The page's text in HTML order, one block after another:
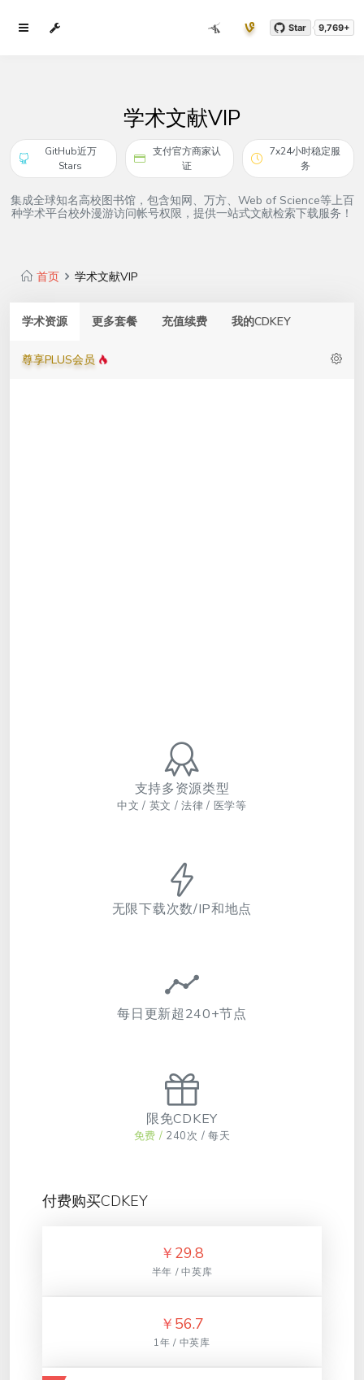
Star 9,769+
学术文献VIP
GitHub近万
Stars
支付官方商家认
证
7x24小时稳定服
务
集成全球知名高校图书馆，包含知网、万方、Web of Science等上百
种学术平台校外漫游访问帐号权限，提供一站式文献检索下载服务！
首页 学术文献VIP
学术资源 更多套餐 充值续费 我的CDKEY
尊享PLUS会员
支持多资源类型
中文 / 英文 / 法律 / 医学等
无限下载次数/IP和地点
每日更新超240+节点
限免CDKEY
免费 / 240次 / 每天
付费购买CDKEY
￥ 29.8
半年 / 中英库
￥ 56.7
1年 / 中英库